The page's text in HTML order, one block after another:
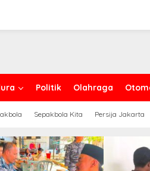
Politik Olahraga
Sepakbola Kita Persija Jakarta